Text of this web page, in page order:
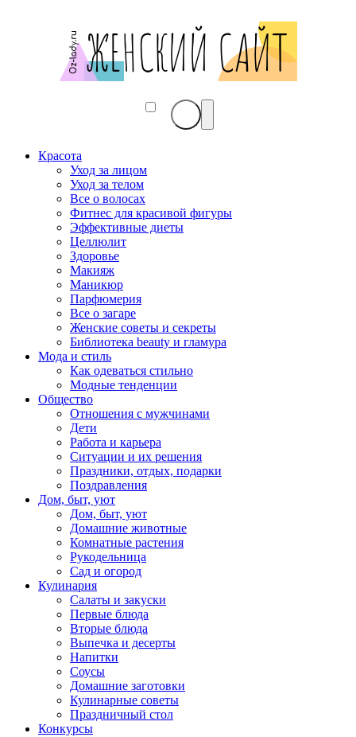
Красота
Уход за лицом
Уход за телом
Все о волосах
Фитнес для красивой фигуры
Эффективные диеты
Целлюлит
Здоровье
Макияж
Маникюр
Парфюмерия
Все о загаре
Женские советы и секреты
Библиотека beauty и гламура
Мода и стиль
Как одеваться стильно
Модные тенденции
Общество
Отношения с мужчинами
Дети
Работа и карьера
Ситуации и их решения
Праздники, отдых, подарки
Поздравления
Дом, быт, уют
Дом, быт, уют
Домашние животные
Комнатные растения
Рукодельница
Сад и огород
Кулинария
Салаты и закуски
Первые блюда
Вторые блюда
Выпечка и десерты
Напитки
Соусы
Домашние заготовки
Кулинарные советы
Праздничный стол
Конкурсы